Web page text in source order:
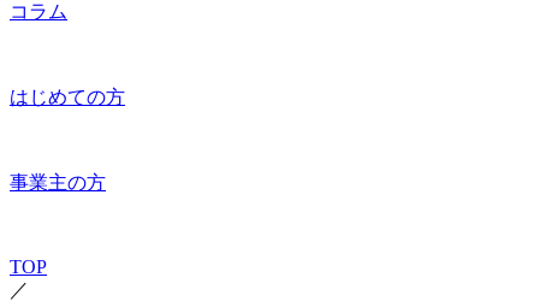
コラム
はじめての方
事業主の方
TOP
／